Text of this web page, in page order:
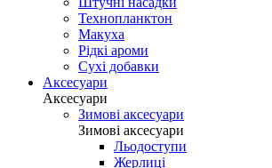
Технопланктон
Макуха
Рідкі ароми
Сухі добавки
Аксесуари
Аксесуари
Зимові аксесуари
Зимові аксесуари
Льодоступи
Жерлиці